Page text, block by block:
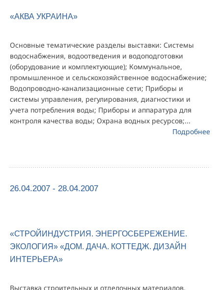
«АКВА УКРАИНА»
Основные тематические разделы выставки: Системы
водоснабжения, водоотведения и водоподготовки
(оборудование и комплектующие); Коммунальное,
промышленное и сельскохозяйственное водоснабжение;
Водопроводно-канализационные сети; Приборы и
системы управления, регулирования, диагностики и
учета потребления воды; Приборы и аппаратура для
контроля качества воды; Охрана водных ресурсов;...
Подробнее
26.04.2007 - 28.04.2007
«СТРОЙИНДУСТРИЯ. ЭНЕРГОСБЕРЕЖЕНИЕ.
ЭКОЛОГИЯ» «ДОМ. ДАЧА. КОТТЕДЖ. ДИЗАЙН
ИНТЕРЬЕРА»
Выставка строительных и отделочных материалов,